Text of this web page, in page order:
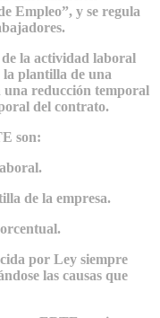
Empleo”, y se regula
de la actividad laboral
la plantilla de una
una reducción temporal
del contrato.
son:
de la empresa.
por Ley siempre
las causas que